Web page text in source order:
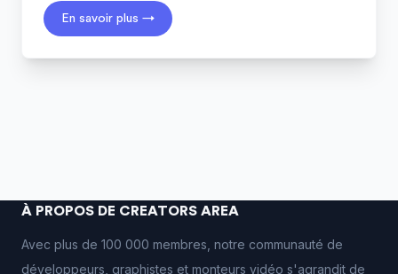
En savoir plus →
À PROPOS DE CREATORS AREA
Avec plus de 100 000 membres, notre communauté de
développeurs, graphistes et monteurs vidéo s'agrandit de